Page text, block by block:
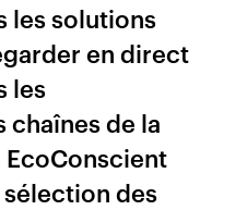
les solutions
en direct
les
chaînes de la
EcoConscient
des